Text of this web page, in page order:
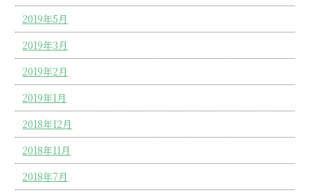
2019年5月
2019年3月
2019年2月
2019年1月
2018年12月
2018年11月
2018年7月